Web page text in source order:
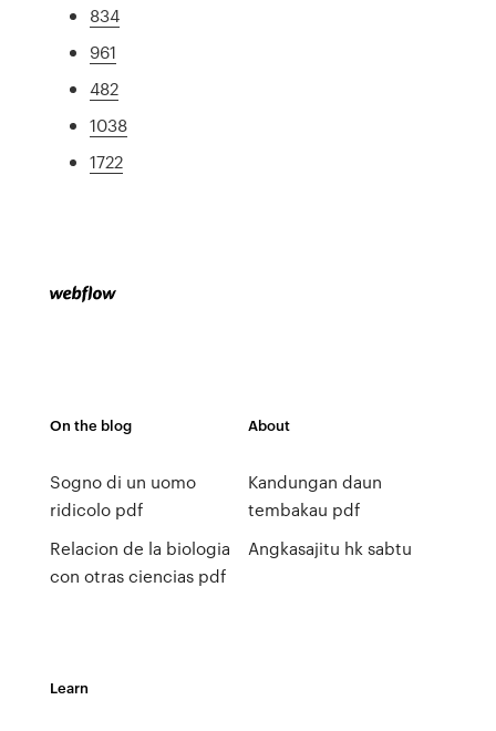
834
961
482
1038
1722
On the blog
Sogno di un uomo
ridicolo pdf
Relacion de la biologia
con otras ciencias pdf
About
Kandungan daun
tembakau pdf
Angkasajitu hk sabtu
Learn